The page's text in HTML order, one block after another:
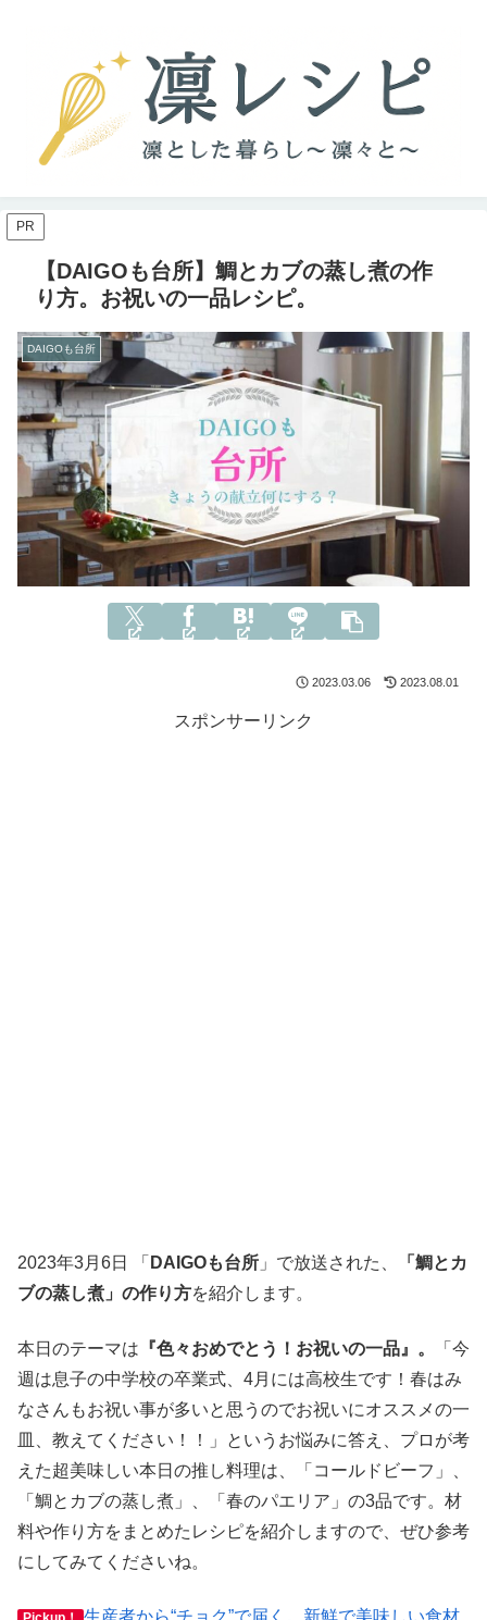
PR
【DAIGOも台所】鯛とカブの蒸し煮の作
り方。お祝いの一品レシピ。
DAIGOも台所
2023.03.06 2023.08.01
スポンサーリンク
2023年3月6日 「 DAIGOも台所 」で放送された、
「鯛とカ
ブの蒸し煮」の作り方を紹介します。
本日のテーマは 『色々おめでとう！お祝いの一品』。
「今
週は息子の中学校の卒業式、4月には高校生です！春はみ
なさんもお祝い事が多いと思うのでお祝いにオススメの一
皿、教えてください！！」というお悩みに答え、プロが考
えた超美味しい本日の推し料理は、「コールドビーフ」、
「鯛とカブの蒸し煮」、「春のパエリア」の3品です。材
料や作り方をまとめたレシピを紹介しますので、ぜひ参考
にしてみてくださいね。
生産者から“チョク”で届く。新鮮で美味しい食材